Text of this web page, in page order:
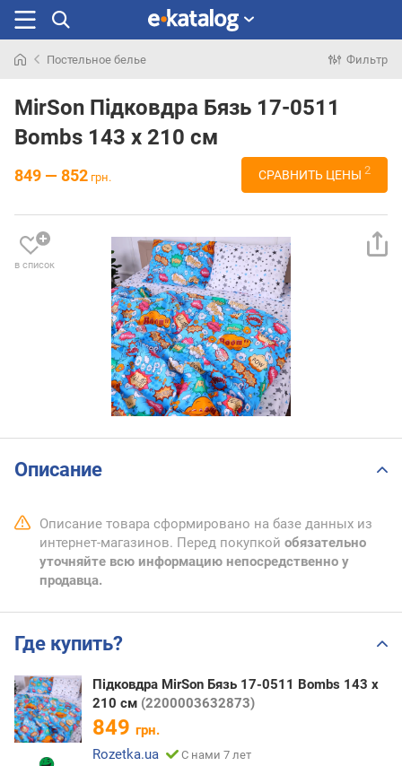
раньше
Постельное белье Фильтр
MirSon Підковдра Бязь 17-0511
Bombs 143 x 210 см
849 — 852 грн. СРАВНИТЬ ЦЕНЫ 2
в список
Описание
Описание товара сформировано на базе данных из
интернет-магазинов. Перед покупкой обязательно
уточняйте всю информацию непосредственно у
продавца.
Где купить?
Підковдра MirSon Бязь 17-0511 Bombs 143 x
210 см (2200003632873)
849 грн.
Rozetka.ua
С нами 7 лет